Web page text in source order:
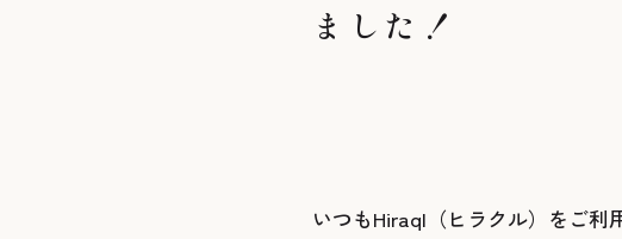
ました！
いつもHiraql（ヒラクル） をご利